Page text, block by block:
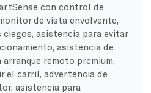
con control de
de vista envolvente,
asistencia para evitar
asistencia de
remoto premium,
el carril, advertencia de
asistencia para